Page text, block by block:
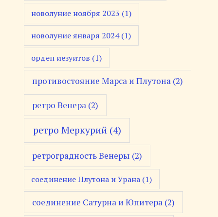
новолуние ноября 2023 (1)
новолуние января 2024(1)
орден иезуитов (1)
противостояние Марса и Плутона(2)
ретро Венера(2)
ретро Меркурий(4)
ретроградность Венеры (2)
соединение Плутона и Урана (1)
соединение Сатурна и Юпитера (2)